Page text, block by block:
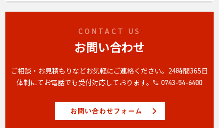
CONTACT US
お問い合わせ
ご相談・お見積もりなどお気軽にご連絡ください。 24時間365日
体制にてお電話でも受付対応しております。